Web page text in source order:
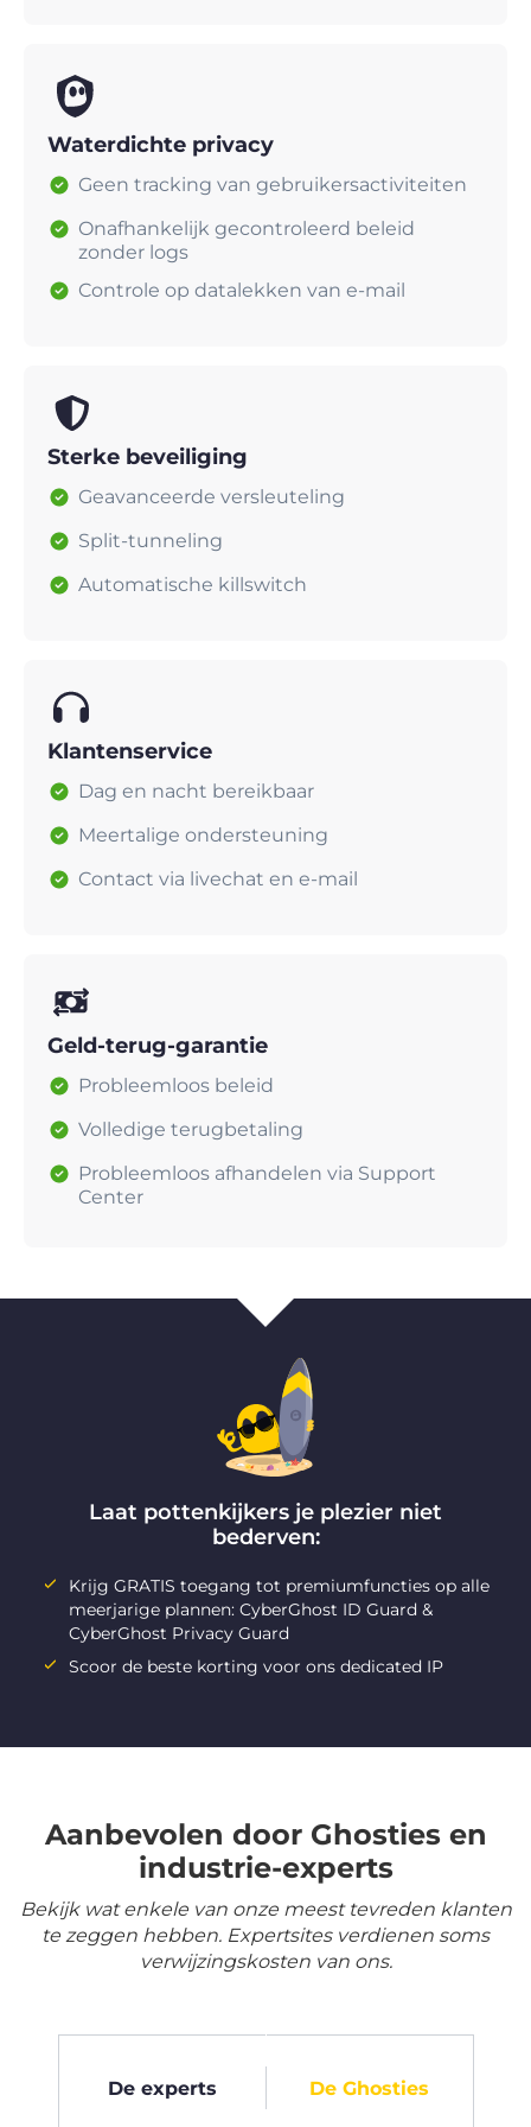
Waterdichte privacy
Geen tracking van gebruikersactiviteiten
Onafhankelijk gecontroleerd beleid
zonder logs
Controle op datalekken van e-mail
Sterke beveiliging
Geavanceerde versleuteling
Split-tunneling
Automatische killswitch
Klantenservice
Dag en nacht bereikbaar
Meertalige ondersteuning
Contact via livechat en e-mail
Geld-terug-garantie
Probleemloos beleid
Volledige terugbetaling
Probleemloos afhandelen via Support
Center
Laat pottenkijkers je plezier niet
bederven:
Krijg GRATIS toegang tot premiumfuncties op alle
meerjarige plannen: CyberGhost ID Guard &
CyberGhost Privacy Guard
Scoor de beste korting voor ons dedicated IP
Aanbevolen door Ghosties en
industrie-experts
Bekijk wat enkele van onze meest tevreden klanten
te zeggen hebben. Expertsites verdienen soms
verwijzingskosten van ons.
De experts De Ghosties